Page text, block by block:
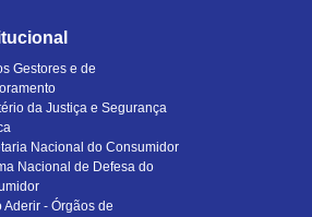
Gestores e de
da Justiça e Segurança
Nacional do Consumidor
Nacional de Defesa do
Aderir - Órgãos de